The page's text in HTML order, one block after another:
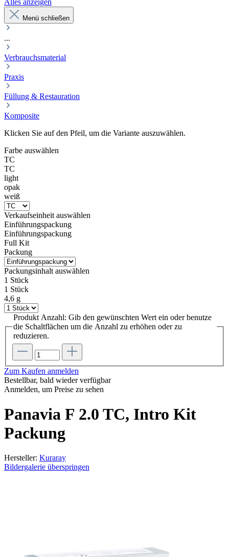
Alles anzeigen
Menü schließen
...
Verbrauchsmaterial
Praxis
Füllung & Restauration
Komposite
Klicken Sie auf den Pfeil, um die Variante auszuwählen.
Farbe auswählen
TC
TC
light
opak
weiß
Verkaufseinheit auswählen
Einführungspackung
Einführungspackung
Full Kit
Packung
Packungsinhalt auswählen
1 Stück
1 Stück
4,6 g
Produkt Anzahl: Gib den gewünschten Wert ein oder benutze
die Schaltflächen um die Anzahl zu erhöhen oder zu
reduzieren.
Zum Kaufen anmelden
Bestellbar, bald wieder verfügbar
Anmelden, um Preise zu sehen
Panavia F 2.0 TC, Intro Kit
Packung
Hersteller: Kuraray
Bildergalerie überspringen